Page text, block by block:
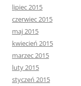
lipiec 2015
czerwiec 2015
maj 2015
kwiecień 2015
marzec 2015
luty 2015
styczeń 2015